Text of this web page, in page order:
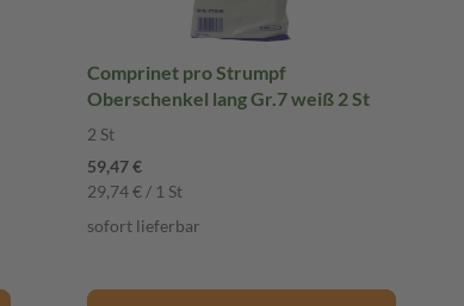
Comprinet pro Strumpf
Oberschenkel lang Gr.7 weiß 2 St
2 St
59,47 €
29,74 € / 1 St
sofort lieferbar